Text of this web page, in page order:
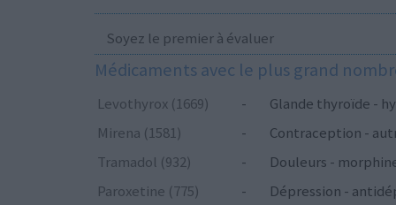
Soyez le premier à évaluer
Médicaments avec le plus grand
Levothyrox (1669) -
Glande thyroïde -
Mirena (1581)
-
Contraception -
Tramadol (932)
-
Douleurs -
Paroxetine (775)
-
Dépression -